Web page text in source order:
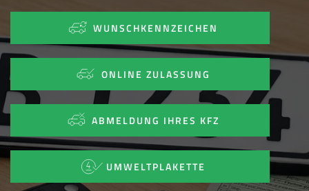
WUNSCHKENNZEICHEN
ONLINE ZULASSUNG
ABMELDUNG IHRES KFZ
UMWELTPLAKETTE